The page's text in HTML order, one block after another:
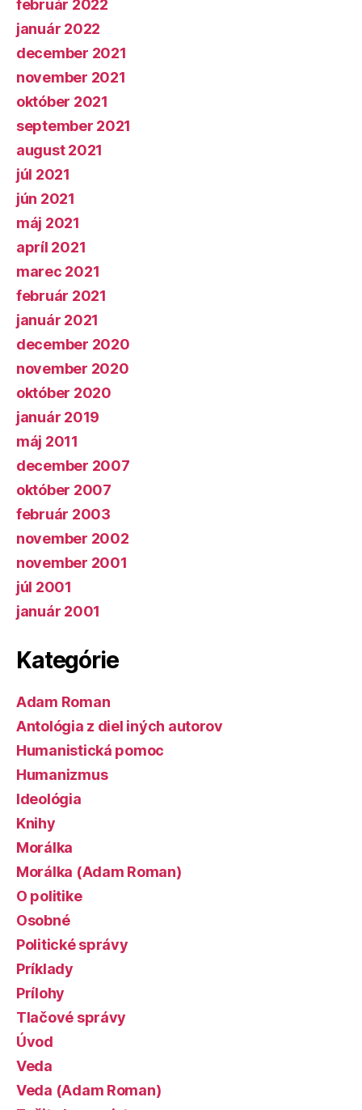
február 2022
január 2022
december 2021
november 2021
október 2021
september 2021
august 2021
júl 2021
jún 2021
máj 2021
apríl 2021
marec 2021
február 2021
január 2021
december 2020
november 2020
október 2020
január 2019
máj 2011
december 2007
október 2007
február 2003
november 2002
november 2001
júl 2001
január 2001
Kategórie
Adam Roman
Antológia z diel iných autorov
Humanistická pomoc
Humanizmus
Ideológia
Knihy
Morálka
Morálka (Adam Roman)
O politike
Osobné
Politické správy
Príklady
Prílohy
Tlačové správy
Úvod
Veda
Veda (Adam Roman)